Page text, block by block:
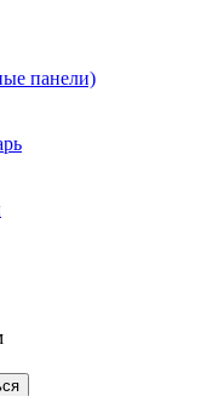
панели)